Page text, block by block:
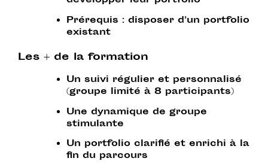
Prérequis : disposer d’un portfolio
existant
Les + de la formation
Un suivi régulier et personnalisé
(groupe limité à 8 participants)
Une dynamique de groupe
stimulante
Un portfolio clarifié et enrichi à la
fin du parcours